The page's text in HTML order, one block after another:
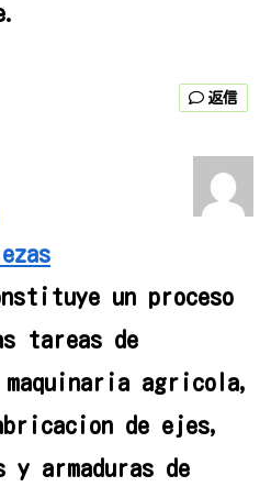
返信
un proceso
tareas de
maquinaria agricola,
de ejes,
armaduras de